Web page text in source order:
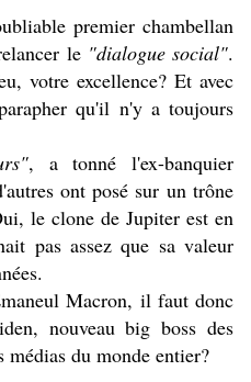
premier chambellan
le "dialogue social".
votre excellence? Et avec
qu'il n'y a toujours
, a tonné l'ex-banquier
ont posé sur un trône
le clone de Jupiter est en
pas assez que sa valeur
Macron, il faut donc
nouveau big boss des
du monde entier?